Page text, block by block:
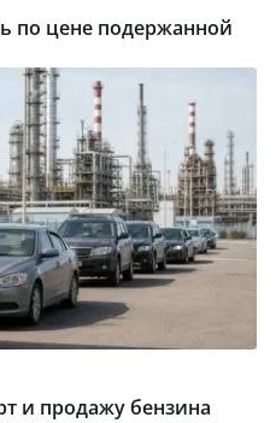
по цене подержанной
и продажу бензина